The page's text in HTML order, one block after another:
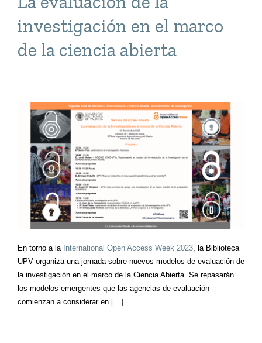
investigación en el marco
de la ciencia abierta
En torno a la International Open Access Week 2023, la Biblioteca
UPV organiza una jornada sobre nuevos modelos de evaluación de
la investigación en el marco de la Ciencia Abierta. Se repasarán
los modelos emergentes que las agencias de evaluación
comienzan a considerar en […]